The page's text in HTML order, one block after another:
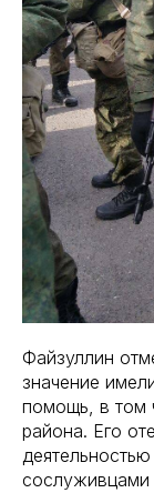
Файзуллин
значение
помощь, в том
района. Его
сослуживцами